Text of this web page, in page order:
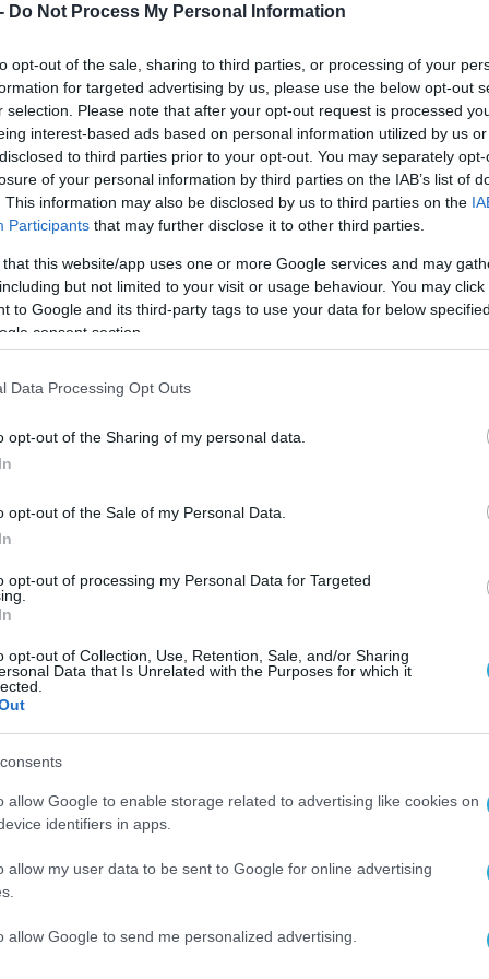
Do Not Process My Personal Information
opt-out of the sale, sharing to third parties, or processing of your
for targeted advertising by us, please use the below opt-out
selection. Please note that after your opt-out request is processed
interest-based ads based on personal information utilized by us
to third parties prior to your opt-out. You may separately
of your personal information by third parties on the IAB’s list of
This information may also be disclosed by us to third parties on the
Participants that may further disclose it to other third parties.
that this website/app uses one or more Google services and may
but not limited to your visit or usage behaviour. You may
to Google and its third-party tags to use your data for below
consent section.
Data Processing Opt Outs
opt-out of the Sharing of my personal data.
opt-out of the Sale of my Personal Data.
opt-out of processing my Personal Data for Targeted
opt-out of Collection, Use, Retention, Sale, and/or Sharing
Data that Is Unrelated with the Purposes for which it
allow Google to enable storage related to advertising like cookies on
identifiers in apps.
allow my user data to be sent to Google for online advertising
allow Google to send me personalized advertising.
να ανακοινωθεί ο ανάδοχος του έργου του
και Μεταφορών, Χρίστος Δήμας,
ΝΔ, Δ. Κυριαζίδη.
Άξονας Δράμα-Αμφίπολη, με Σύμπραξη
στην τελική φάση Β2 του διαγωνισμού,
οικονομικών προσφορών και προσφερόντων.
και της διαδικασίας της
ανάδοχος και επιλαχόντας. Άρα, σε
η διαδικασία ανάθεσης αναμένεται να
συμπεριλαμβανομένου και του χρονικού
έλεγχο από το Ελεγκτικό Συνέδριο.
υλοποίησης και ολοκλήρωσης
ότι η διάρκεια της σύμβασης-
η διάρκεια κατασκευής του έργου είναι
το υπόλοιπο χρονικό διάστημα.
μετέφερε την απογοήτευση των
και το οποίο πλήττει κυρίως τις πιο
σε κρίσιμες υποδομές, με τον
αυξημένη κίνηση από τη Βουλγαρία.
της κυβέρνησης να αξιοποιήσει όλα τα
ο κ. Δήμας επισήμανε ότι «το τελευταίο
επιτυχία, μέσω Συμπράξεων Δημοσίου